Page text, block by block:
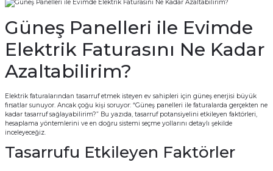
Güneş Panelleri ile Evimde
Elektrik Faturasını Ne Kadar
Azaltabilirim?
Elektrik faturalarından tasarruf etmek isteyen ev sahipleri için güneş enerjisi büyük
fırsatlar sunuyor. Ancak çoğu kişi soruyor: “Güneş panelleri ile faturalarda gerçekten ne
kadar tasarruf sağlayabilirim?” Bu yazıda, tasarruf potansiyelini etkileyen faktörleri,
hesaplama yöntemlerini ve en doğru sistemi seçme yollarını detaylı şekilde
inceleyeceğiz.
Tasarrufu Etkileyen Faktörler